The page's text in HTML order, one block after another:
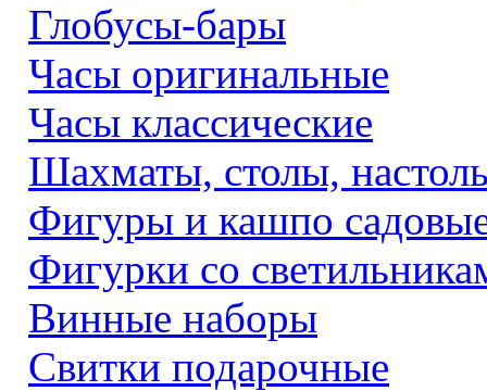
Глобусы-бары
Часы оригинальные
Часы классические
Шахматы, столы,
Фигуры и кашпо
Фигурки со
Винные наборы
Свитки подарочные